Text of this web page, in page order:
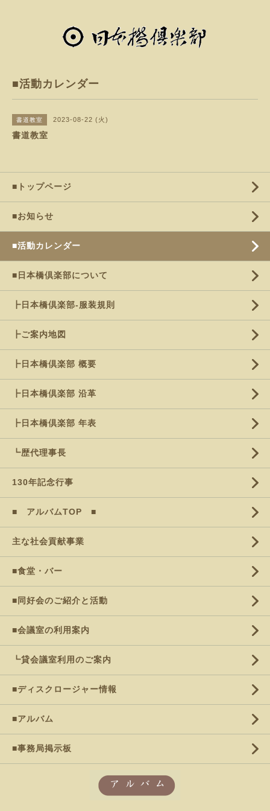
■活動カレンダー
書道教室 2023-08-22 (火)
書道教室
■トップページ
■お知らせ
■活動カレンダー
■日本橋倶楽部について
┣日本橋倶楽部-服装規則
┣ご案内地図
┣日本橋倶楽部 概要
┣日本橋倶楽部 沿革
┣日本橋倶楽部 年表
┗歴代理事長
130年記念行事
■ アルバムTOP ■
主な社会貢献事業
■食堂・バー
■同好会のご紹介と活動
■会議室の利用案内
┗貸会議室利用のご案内
■ディスクロージャー情報
■アルバム
■事務局掲示板